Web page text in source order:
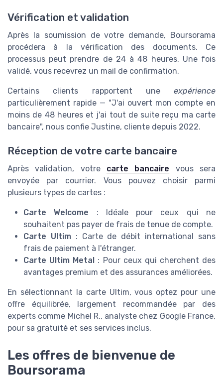
Vérification et validation
Après la soumission de votre demande, Boursorama
procédera à la vérification des documents. Ce
processus peut prendre de 24 à 48 heures. Une fois
validé, vous recevrez un mail de confirmation.
Certains clients rapportent une expérience
particulièrement rapide — "J'ai ouvert mon compte en
moins de 48 heures et j'ai tout de suite reçu ma carte
bancaire", nous confie Justine, cliente depuis 2022.
Réception de votre carte bancaire
Après validation, votre carte bancaire vous sera
envoyée par courrier. Vous pouvez choisir parmi
plusieurs types de cartes :
Carte Welcome : Idéale pour ceux qui ne
souhaitent pas payer de frais de tenue de compte.
Carte Ultim: Carte de débit international sans
frais de paiement à l'étranger.
Carte Ultim Metal
: Pour ceux qui cherchent des
avantages premium et des assurances améliorées.
En sélectionnant la carte Ultim, vous optez pour une
offre équilibrée, largement recommandée par des
experts comme Michel R., analyste chez Google France,
pour sa gratuité et ses services inclus.
Les offres de bienvenue de
Boursorama